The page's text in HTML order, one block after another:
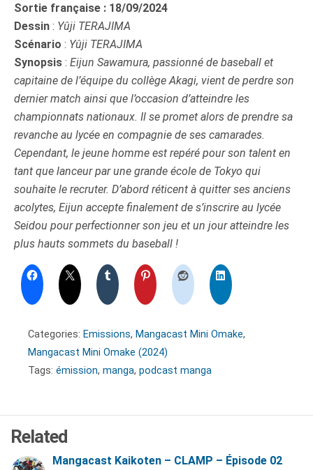
Sortie française : 18/09/2024
Dessin : Yûji TERAJIMA
Scénario : Yûji TERAJIMA
Synopsis : Eijun Sawamura, passionné de baseball et
capitaine de l’équipe du collège Akagi, vient de perdre son
dernier match ainsi que l’occasion d’atteindre les
championnats nationaux. Il se promet alors de prendre sa
revanche au lycée en compagnie de ses camarades.
Cependant, le jeune homme est repéré pour son talent en
tant que lanceur par une grande école de Tokyo qui
souhaite le recruter. D’abord réticent à quitter ses anciens
acolytes, Eijun accepte finalement de s’inscrire au lycée
Seidou pour perfectionner son jeu et un jour atteindre les
plus hauts sommets du baseball !
Categories: Emissions, Mangacast Mini Omake,
Mangacast Mini Omake (2024)
Tags: émission, manga, podcast manga
Related
Mangacast Kaikoten – CLAMP – Épisode 02